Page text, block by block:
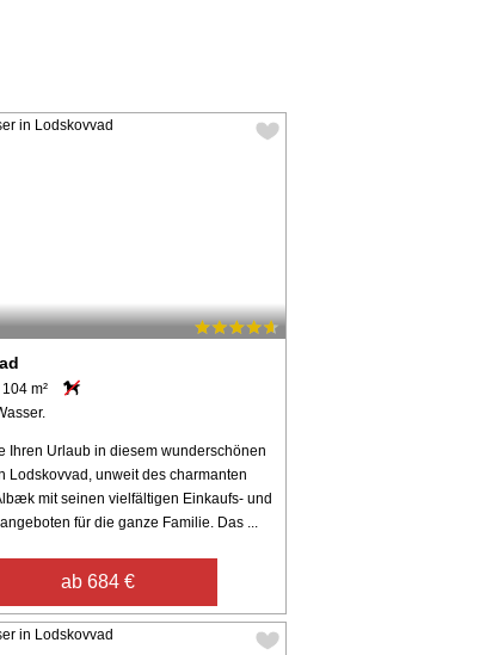
m²
Ihren Urlaub in diesem wunderschönen
Lodskovvad, unweit des charmanten
mit seinen vielfältigen Einkaufs- und
für die ganze Familie. Das ...
ab 684 €